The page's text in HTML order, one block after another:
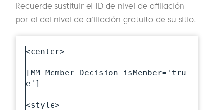
Recuerde sustituir el ID de nivel de afiliación
por el del nivel de afiliación gratuito de su sitio.
<center>
[MM_Member_Decision isMember='tru
e']
<style>